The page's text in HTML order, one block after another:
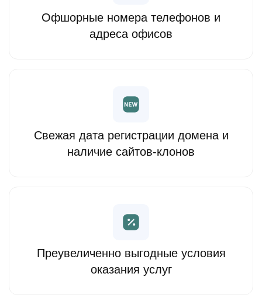
Офшорные номера телефонов и
адреса офисов
Свежая дата регистрации домена и
наличие сайтов-клонов
Преувеличенно выгодные условия
оказания услуг